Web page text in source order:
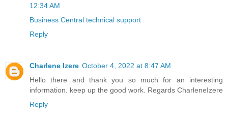
12:34 AM
Business Central technical support
Reply
Charlene Izere October 4, 2022 at 8:47 AM
Hello there and thank you so much for an interesting
information. keep up the good work. Regards CharleneIzere
Reply